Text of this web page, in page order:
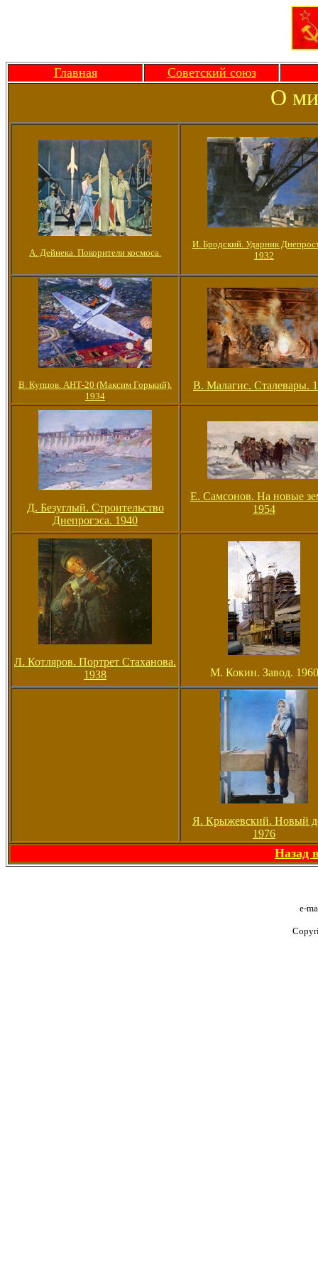
Главная Советский союз
О
А. Дейнека. Покорители космоса.
И. Бродский. Ударник
1932
В. Купцов. АНТ-20 (Максим Горький).
1934
В. Малагис. Сталевары.
Д. Безуглый. Строительство
Днепрогэса. 1940
Е. Самсонов. На новые
1954
Л. Котляров. Портрет Стаханова.
1938
М. Кокин. Завод. 1960
Я. Крыжевский. Новый
1976
Назад
e-